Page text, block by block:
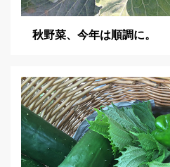
秋野菜、今年は順調に。